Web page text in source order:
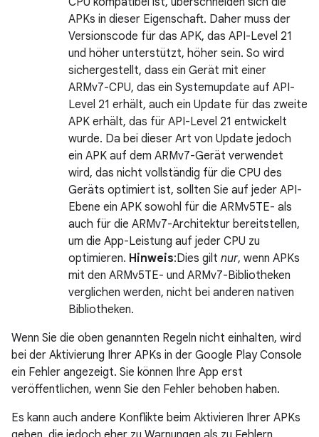
APKs in dieser Eigenschaft. Daher muss der
Versionscode für das APK, das API-Level 21
und höher unterstützt, höher sein. So wird
sichergestellt, dass ein Gerät mit einer
ARMv7-CPU, das ein Systemupdate auf API-
Level 21 erhält, auch ein Update für das zweite
APK erhält, das für API-Level 21 entwickelt
wurde. Da bei dieser Art von Update jedoch
ein APK auf dem ARMv7-Gerät verwendet
wird, das nicht vollständig für die CPU des
Geräts optimiert ist, sollten Sie auf jeder API-
Ebene ein APK sowohl für die ARMv5TE- als
auch für die ARMv7-Architektur bereitstellen,
um die App-Leistung auf jeder CPU zu
optimieren. Hinweis:Dies gilt nur, wenn APKs
mit den ARMv5TE- und ARMv7-Bibliotheken
verglichen werden, nicht bei anderen nativen
Bibliotheken.
Wenn Sie die oben genannten Regeln nicht einhalten, wird
bei der Aktivierung Ihrer APKs in der Google Play Console
ein Fehler angezeigt. Sie können Ihre App erst
veröffentlichen, wenn Sie den Fehler behoben haben.
Es kann auch andere Konflikte beim Aktivieren Ihrer APKs